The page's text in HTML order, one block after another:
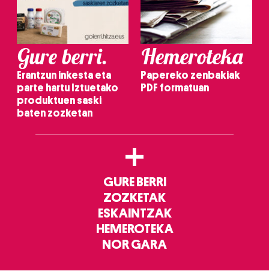
Gure berri.
Erantzun inkesta eta
parte hartu Iztuetako
produktuen saski
baten zozketan
Hemeroteka
Papereko zenbakiak
PDF formatuan
+
GURE BERRI
ZOZKETAK
ESKAINTZAK
HEMEROTEKA
NOR GARA